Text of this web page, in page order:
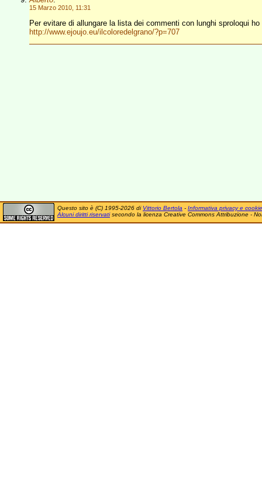
15 Marzo 2010, 11:31
Per evitare di allungare la lista dei commenti con lunghi sproloqui
http://www.ejoujo.eu/ilcoloredelgrano/?p=707
Questo sito è (C) 1995-2026 di Vittorio Bertola - Informativa privacy e cookie
Alcuni diritti riservatisecondo la licenza Creative Commons Attribuzione -